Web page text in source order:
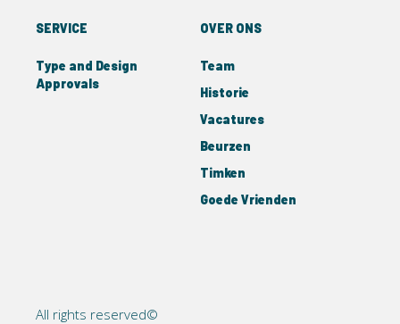
SERVICE
Type and Design
Approvals
OVER ONS
Team
Historie
Vacatures
Beurzen
Timken
Goede Vrienden
All rights reserved©